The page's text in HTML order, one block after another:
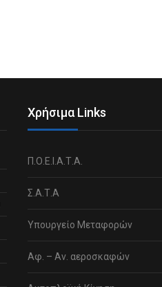
Χρήσιμα Links
Π.Ο.Ε.Ι.Α.Τ.Α.
Σ.Α.Τ.Α
Υπουργείο Μεταφορών
Αφ. – Αν. αεροσκαφών